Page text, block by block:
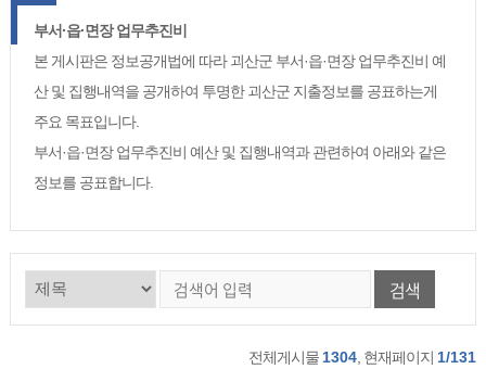
부서·읍·면장 업무추진비
본 게시판은 정보공개법에 따라 괴산군 부서·읍·면장 업무추진비 예
산 및 집행내역을 공개하여 투명한 괴산군 지출정보를 공표하는게
주요 목표입니다.
부서·읍·면장 업무추진비 예산 및 집행내역과 관련하여 아래와 같은
정보를 공표합니다.
검색
전체게시물 1304 , 현재페이지 1/131